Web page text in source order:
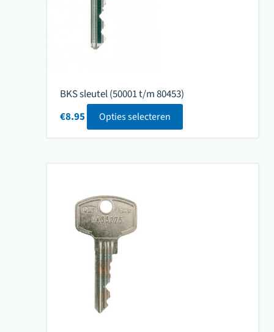
BKS sleutel (50001 t/m 80453)
€8.95 Opties selecteren